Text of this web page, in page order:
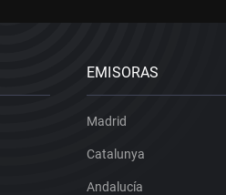
EMISORAS
Madrid
Catalunya
Andalucía